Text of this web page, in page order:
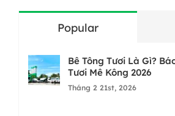
Popular
Bê Tông Tươi Là Gì?
Tươi Mê Kông 2026
Tháng 2 21st, 2026